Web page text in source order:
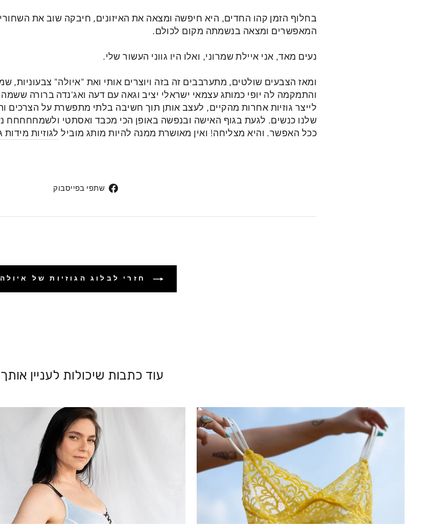
בחלוף הזמן קהו החדים, היא חיפשה ומצאה את האיזונים, חיבקה שוב את
המאפשרים ומצאה בנשמתה מקום לכולם.
נעים מאד, אני איילת שמרוני, ואלו היו גווני העשור שלי.
ומאז הצבעים שולטים, מתערבבים זה בזה ויוצרים אותי ואת "איולה" צבעוניות,
והתמקמה לה יופי כמותג עצמאי ישראלי יציב וגאה עם דעה ואג'נדה ברורה
לייצר גוזיות אחרות מהקיים, לעצב אותן תוך חשיבה בלתי מתפשרת על הצרכים
שלנו כנשים. לגעת בגוף האישה ובנפשה באופן הכי מכבד ואסתטי ולשמחחחחח
ככל האפשר. והיא מצליחה! ואין מאושרת ממנה להיות מותג מוביל לגוזיות מידות
שתפי בפייסבוק
חזרי לבלוג הגוזיות של איולה
עוד כתבות שיכולות לעניין אותך